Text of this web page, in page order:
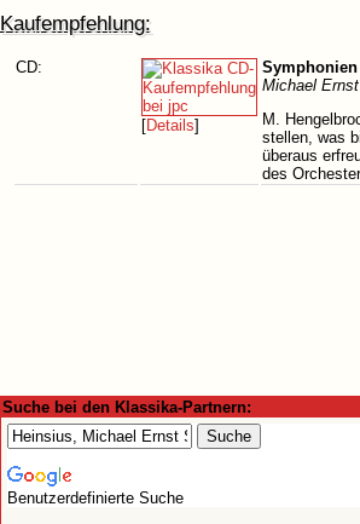
Kaufempfehlung:
CD:
[Details]
Symphonien
Michael
M.
stellen, was
überaus
des
Suche bei den Klassika-Partnern:
Benutzerdefinierte Suche